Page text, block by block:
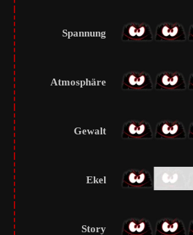
Spannung
Atmosphäre
Gewalt
Ekel
Story